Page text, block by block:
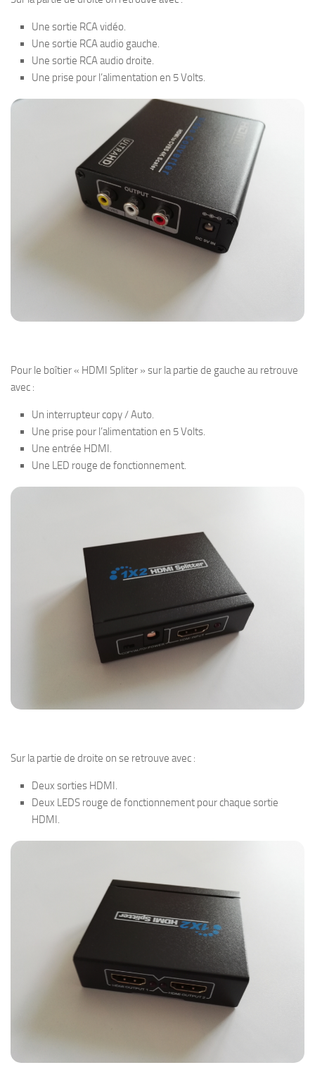
Une sortie RCA vidéo.
Une sortie RCA audio gauche.
Une sortie RCA audio droite.
Une prise pour l’alimentation en 5 Volts.
Pour le boîtier « HDMI Spliter » sur la partie de gauche au retrouve
avec :
Un interrupteur copy / Auto.
Une prise pour l’alimentation en 5 Volts.
Une entrée HDMI.
Une LED rouge de fonctionnement.
Sur la partie de droite on se retrouve avec :
Deux sorties HDMI.
Deux LEDS rouge de fonctionnement pour chaque sortie
HDMI.